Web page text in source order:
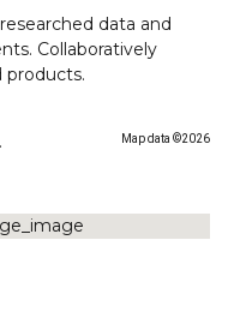
data and
Collaboratively
products.
Map data ©2026